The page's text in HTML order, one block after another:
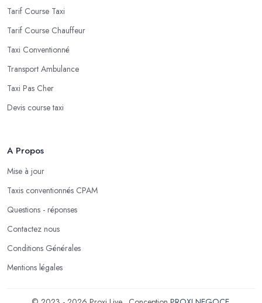
Tarif Course Taxi
Tarif Course Chauffeur
Taxi Conventionné
Transport Ambulance
Taxi Pas Cher
Devis course taxi
A Propos
Mise à jour
Taxis conventionnés CPAM
Questions - réponses
Contactez nous
Conditions Générales
Mentions légales